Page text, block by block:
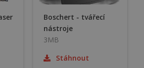
Boschert - tvářecí
nástroje
3MB
Stáhnout